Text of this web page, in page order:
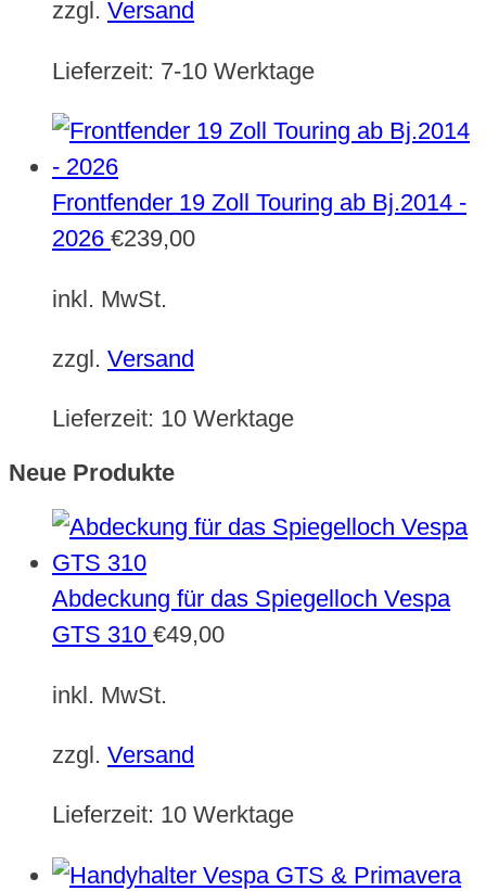
zzgl. Versand
Lieferzeit: 7-10 Werktage
Frontfender 19 Zoll Touring ab Bj.2014 -
2026 €239,00
inkl. MwSt.
zzgl. Versand
Lieferzeit: 10 Werktage
Neue Produkte
Abdeckung für das Spiegelloch Vespa
GTS 310 €49,00
inkl. MwSt.
zzgl. Versand
Lieferzeit: 10 Werktage